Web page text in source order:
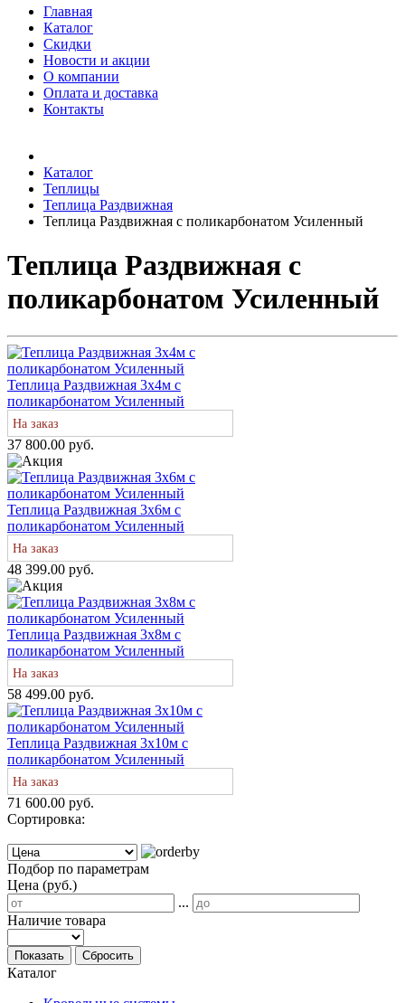
Главная
Каталог
Скидки
Новости и акции
О компании
Оплата и доставка
Контакты
Каталог
Теплицы
Теплица Раздвижная
Теплица Раздвижная с поликарбонатом Усиленный
Теплица Раздвижная с
поликарбонатом Усиленный
Теплица Раздвижная 3х4м с
поликарбонатом Усиленный
На заказ
37 800.00 руб.
Теплица Раздвижная 3х6м с
поликарбонатом Усиленный
На заказ
48 399.00 руб.
Теплица Раздвижная 3х8м с
поликарбонатом Усиленный
На заказ
58 499.00 руб.
Теплица Раздвижная 3х10м с
поликарбонатом Усиленный
На заказ
71 600.00 руб.
Сортировка:
Подбор по параметрам
Цена (руб.)
...
Наличие товара
Показать Сбросить
Каталог